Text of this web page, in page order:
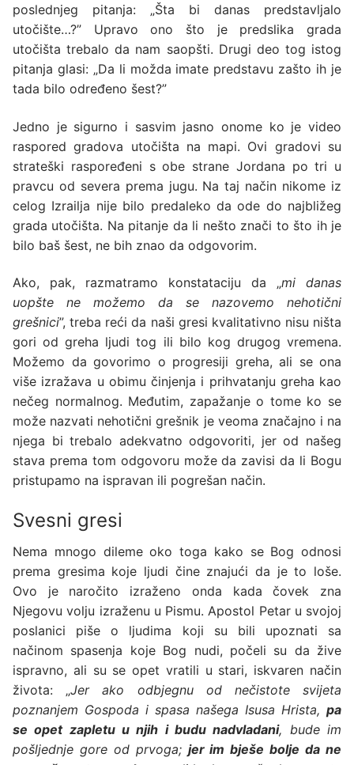
poslednjeg pitanja: „Šta bi danas predstavljalo
utočište…?” Upravo ono što je predslika grada
utočišta trebalo da nam saopšti. Drugi deo tog istog
pitanja glasi: „Da li možda imate predstavu zašto ih je
tada bilo određeno šest?”
Jedno je sigurno i sasvim jasno onome ko je video
raspored gradova utočišta na mapi. Ovi gradovi su
strateški raspoređeni s obe strane Jordana po tri u
pravcu od severa prema jugu. Na taj način nikome iz
celog Izrailja nije bilo predaleko da ode do najbližeg
grada utočišta. Na pitanje da li nešto znači to što ih je
bilo baš šest, ne bih znao da odgovorim.
Ako, pak, razmatramo konstataciju da „mi danas
uopšte ne možemo da se nazovemo nehotični
grešnici”, treba reći da naši gresi kvalitativno nisu ništa
gori od greha ljudi tog ili bilo kog drugog vremena.
Možemo da govorimo o progresiji greha, ali se ona
više izražava u obimu činjenja i prihvatanju greha kao
nečeg normalnog. Međutim, zapažanje o tome ko se
može nazvati nehotični grešnik je veoma značajno i na
njega bi trebalo adekvatno odgovoriti, jer od našeg
stava prema tom odgovoru može da zavisi da li Bogu
pristupamo na ispravan ili pogrešan način.
Svesni gresi
Nema mnogo dileme oko toga kako se Bog odnosi
prema gresima koje ljudi čine znajući da je to loše.
Ovo je naročito izraženo onda kada čovek zna
Njegovu volju izraženu u Pismu. Apostol Petar u svojoj
poslanici piše o ljudima koji su bili upoznati sa
načinom spasenja koje Bog nudi, počeli su da žive
ispravno, ali su se opet vratili u stari, iskvaren način
života: „Jer ako odbjegnu od nečistote svijeta
poznanjem Gospoda i spasa našega Isusa Hrista, pa
se opet zapletu u njih i budu nadvladani, bude im
pošljednje gore od prvoga; jer im bješe bolje da ne